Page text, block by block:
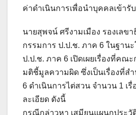
ค่าดำเนินการเพื่อนำบุคคลเข้ารั
นายสุพจน์ ศรีงามเมือง รองเลข
กรรมการ ป.ป.ช. ภาค 6 ในฐาน
ป.ป.ช. ภาค 6 เปิดเผยเรื่องที่คณ
มติชี้มูลความผิด ซึ่งเป็นเรื่องที่ส
6 ดำเนินการไต่สวน จำนวน 1 เรื่
ละเอียด ดังนี้
กรณีกล่าวหา เสมียนแผนกประ